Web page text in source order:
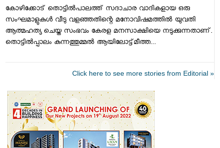
കോഴിക്കോട് തൊട്ടില്‍പാലത്ത് സദാചാര വാദികളായ ഒരു
സംഘമാളുകുള്‍ വീടു വളഞ്ഞതിന്റെ മനോവിഷമത്തില്‍ യുവതി
ആത്മഹത്യ ചെയ്ത സംഭവം കേരള മനസാക്ഷിയെ നടുക്കുന്നതാണ്.
തൊട്ടില്‍പ്പാലം കുന്നത്തുമ്മല്‍ ആയിലോട്ട്മീത്ത...
Click here to see more stories from Editorial »